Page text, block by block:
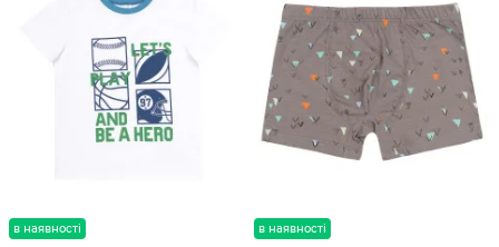
в наявності в наявності